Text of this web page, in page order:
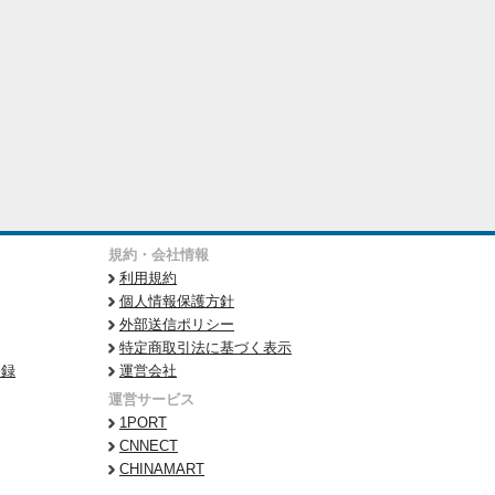
規約・会社情報
利用規約
個人情報保護方針
外部送信ポリシー
特定商取引法に基づく表示
運営会社
運営サービス
1PORT
CNNECT
CHINAMART